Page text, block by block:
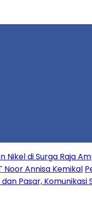
Nikel di Surga Raja
Noor Annisa Kemikal
Pasar, Komunikasi